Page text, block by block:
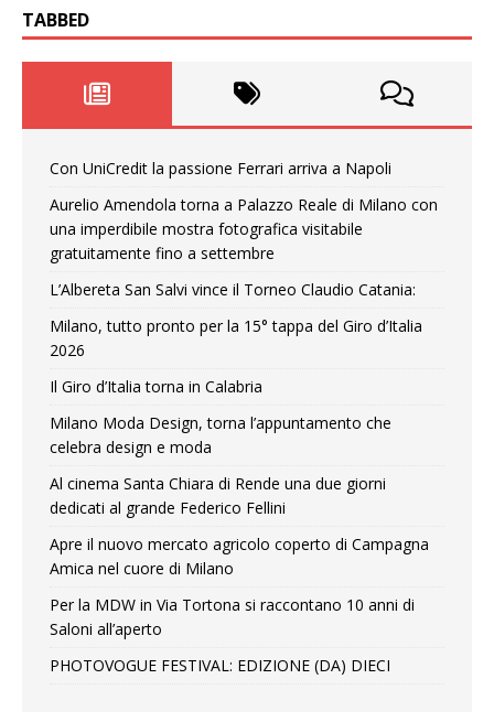
TABBED
Con UniCredit la passione Ferrari arriva a Napoli
Aurelio Amendola torna a Palazzo Reale di Milano con
una imperdibile mostra fotografica visitabile
gratuitamente fino a settembre
L’Albereta San Salvi vince il Torneo Claudio Catania:
Milano, tutto pronto per la 15° tappa del Giro d’Italia
2026
Il Giro d’Italia torna in Calabria
Milano Moda Design, torna l’appuntamento che
celebra design e moda
Al cinema Santa Chiara di Rende una due giorni
dedicati al grande Federico Fellini
Apre il nuovo mercato agricolo coperto di Campagna
Amica nel cuore di Milano
Per la MDW in Via Tortona si raccontano 10 anni di
Saloni all’aperto
PHOTOVOGUE FESTIVAL: EDIZIONE (DA) DIECI